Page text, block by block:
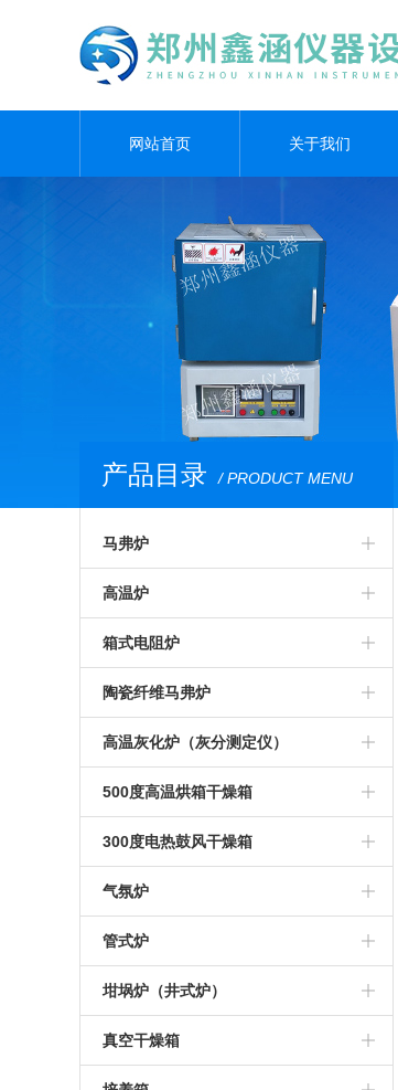
网站首页 关于我们
产品目录 / PRODUCT MENU
马弗炉
智能马弗炉
高温马弗炉
箱式马弗炉
节能马弗炉
工业马弗炉
一体马弗炉
实验室马弗炉
可编程马弗炉
硅碳棒马弗炉
硅钼棒马弗炉
智能一体马弗炉
高温炉
箱式预热炉
智能高温炉
工业高温炉
箱式高温炉
高温实验炉
高温加热炉
高温煅烧炉
硅碳棒高温炉
可编程高温炉
实验室高温炉
箱式电阻炉
高温箱式炉
智能箱式炉
箱式沾火炉
高温箱式电阻炉
中温箱式电阻炉
工业箱式电阻炉
高温保温箱式炉
硅碳棒箱式电阻炉
可编程箱式电阻炉
陶瓷纤维马弗炉
氧化锆烧结炉
陶瓷纤维箱式炉
陶瓷纤维高温炉
陶瓷纤维箱式电阻炉
陶瓷纤维高温电阻炉
1000度陶瓷纤维马弗炉
1200度陶瓷纤维马弗炉
1400度陶瓷纤维马弗炉
高温灰化炉（灰分测定仪）
高温灰化炉
灰分测定仪
煤炭灰分测定仪
塑料灰分测定仪
石油灰分测定仪
500度高温烘箱干燥箱
500度高温烘箱
300度电热鼓风干燥箱
烘箱
鼓风干燥箱
恒温干燥箱
气氛炉
高温气氛炉
箱式气氛炉
真空气氛炉
箱式真空气氛炉
管式炉
高温管式炉
真空管式炉
坩埚炉（井式炉）
坩埚电阻炉
真空干燥箱